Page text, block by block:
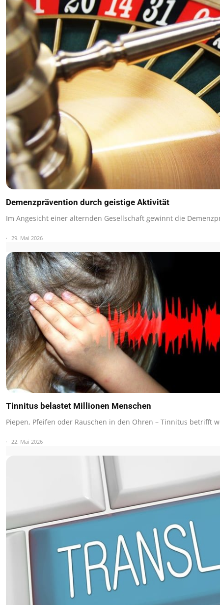
Demenzprävention durch geistige Aktivität
Im Angesicht einer alternden Gesellschaft gewinnt die
29. Mai 2026
Tinnitus belastet Millionen Menschen
Piepen, Pfeifen oder Rauschen in den Ohren – Tinnitus betrifft
22. Mai 2026